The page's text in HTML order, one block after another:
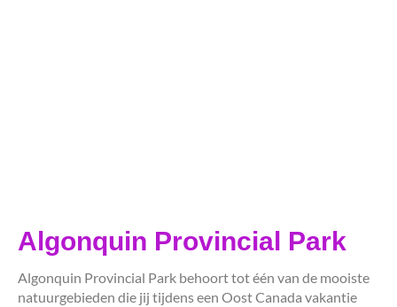
Algonquin Provincial Park
Algonquin Provincial Park behoort tot één van de mooiste
natuurgebieden die jij tijdens een Oost Canada vakantie